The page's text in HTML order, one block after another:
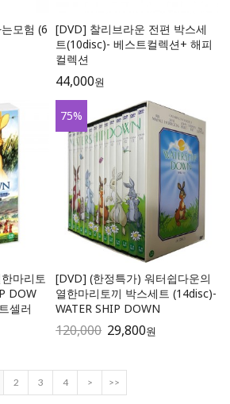
모험 (6 [DVD] 찰리브라운 전편 박스세
트(10disc)- 베스트컬렉션+ 해피
컬렉션
44,000원
마리토
DOW
셀러
75%
[DVD] (한정특가) 워터쉽다운의
열한마리토끼 박스세트 (14disc)-
WATER SHIP DOWN
120,000 29,800원
2 3 4 > >>